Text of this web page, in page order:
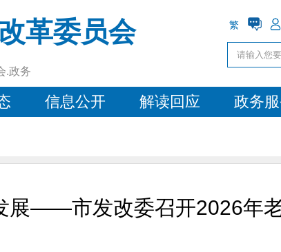
革委员会
.政务
繁
信息公开 解读回应 政务
展——市发改委召开2026年